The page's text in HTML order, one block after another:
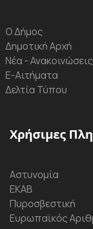
Ο Δήμος
Δημοτική Αρχή
Νέα - Ανακοινώσεις
Ε-Αιτήματα
Δελτία Τύπου
Χρήσιμες
Αστυνομία
ΕΚΑΒ
Πυροσβεστική
Ευρωπαϊκός